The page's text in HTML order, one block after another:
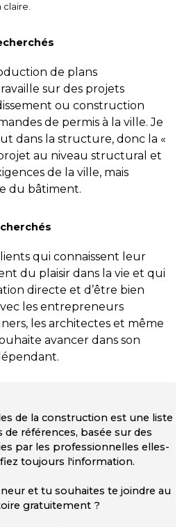
de plans
sur des projets
ou construction
de permis à la ville. Je
dans la structure, donc la «
au niveau structural et
de la ville, mais
du bâtiment.
qui connaissent leur
du plaisir dans la vie et qui
directe et d’être bien
les entrepreneurs
les architectes et même
avancer dans son
de la construction est une liste
de références, basée sur des
par les professionnelles elles-
toujours l'information.
et tu souhaites te joindre au
gratuitement ?